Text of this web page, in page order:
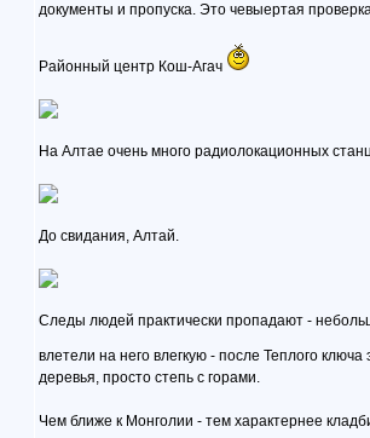
документы и пропуска. Это чевыертая
Районный центр Кош-Агач
На Алтае очень много радиолокационных
До свидания, Алтай.
Следы людей практически пропадают -
влетели на него влегкую - после Теплого
деревья, просто степь с горами.
Чем ближе к Монголии - тем характернее